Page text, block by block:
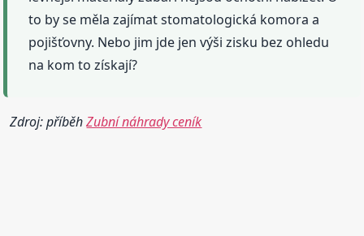
to by se měla zajímat stomatologická komora a
pojišťovny. Nebo jim jde jen výši zisku bez ohledu
na kom to získají?
Zdroj: příběhZubní náhrady ceník